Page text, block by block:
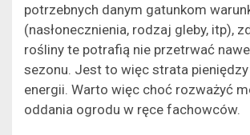
potrzebnych danym gatunkom
(nasłonecznienia, rodzaj gleby, itp),
rośliny te potrafią nie przetrwać
sezonu. Jest to więc strata
energii. Warto więc choć rozważyć
oddania ogrodu w ręce fachowców.